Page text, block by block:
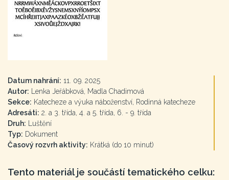
Datum nahrání: 11. 09. 2025
Autor: Lenka Jeřábková, Madla Chadimová
Sekce: Katecheze a výuka náboženství, Rodinná katecheze
Adresáti: 2. a 3. třída, 4. a 5. třída, 6. - 9. třída
Druh: Luštění
Typ: Dokument
Časový rozvrh aktivity: Krátká (do 10 minut)
Tento materiál je součástí tematického celku: